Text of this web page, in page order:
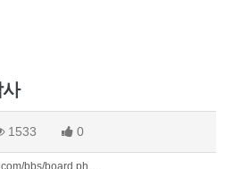
1533 0
bbs/board.ph…